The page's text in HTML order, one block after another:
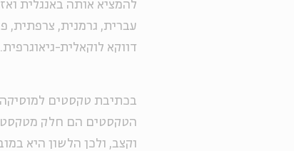
להמציא אותה באנגלית
עברית, גרמנית, צרפתית,
דווקא לוקאלית-גיאוגרפית.
בכתיבת טקסטים
הטקסטים הם חלק
וקצב, ולכן הלשון היא